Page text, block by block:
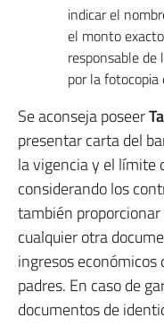
indicar el
el monto
responsable
por la
Se aconseja poseer
presentar carta del
la vigencia y el límite
considerando los
también
cualquier otra
ingresos
padres. En caso de
documentos de